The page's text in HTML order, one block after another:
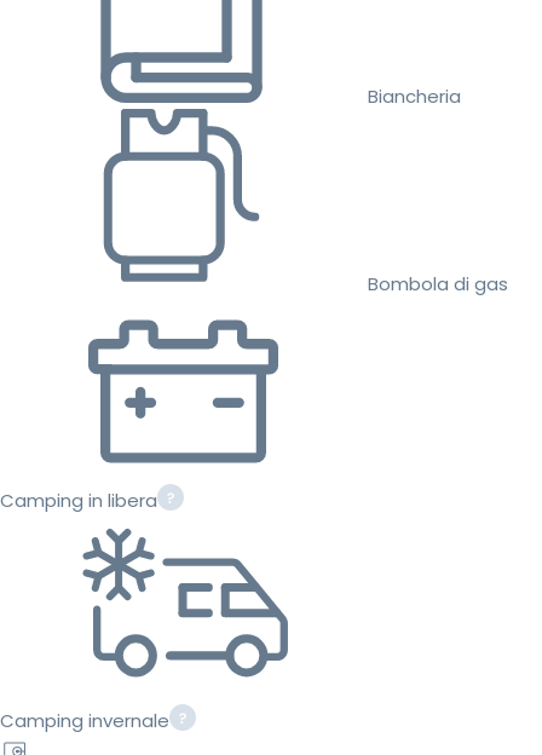
Biancheria
Bombola di gas
Camping in libera
Camping invernale